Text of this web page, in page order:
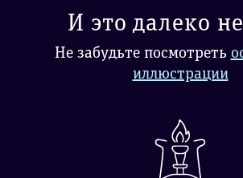
И это далеко
Не забудьте посмотреть
иллюстрации